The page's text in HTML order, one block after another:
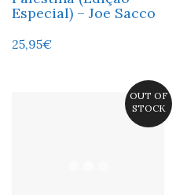
Especial) – Joe Sacco
25,95€
OUT OF
STOCK